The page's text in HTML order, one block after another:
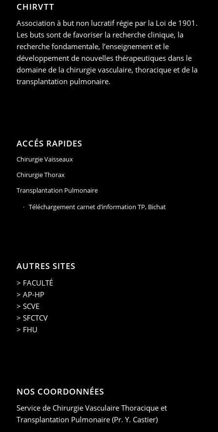
CHIRVTT
Association à but non lucratif régie par la Loi de 1901.
Les buts sont de favoriser la recherche clinique, la
recherche fondamentale, l’enseignement et le
développement de nouvelles thérapeutiques dans le
domaine de la chirurgie vasculaire, thoracique et de la
transplantation pulmonaire.
ACCÉS RAPIDES
Chirurgie Vaisseaux
Chirurgie Thorax
Transplantation Pulmonaire
Téléchargement carnet d’information TP, Bichat
AUTRES SITES
> FACULTÉ
> AP-HP
> SCVE
> SFCTCV
> FHU
NOS COORDONNÉES
Service de Chirurgie Vasculaire Thoracique et
Transplantation Pulmonaire (Pr. Y. Castier)